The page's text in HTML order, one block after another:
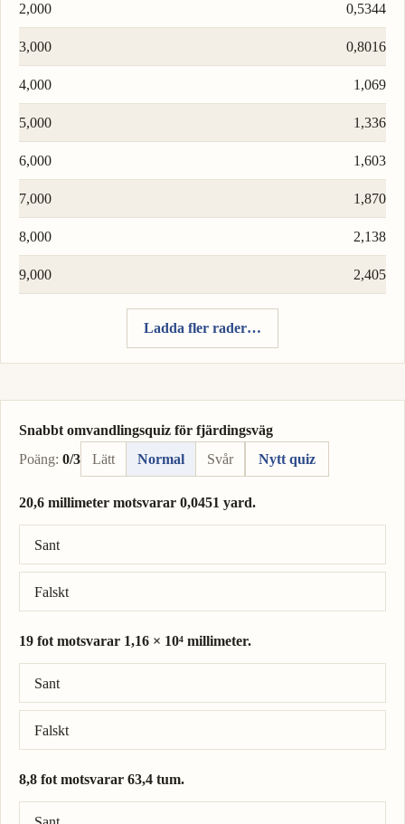
2,000 0,5344
3,000 0,8016
4,000 1,069
5,000 1,336
6,000 1,603
7,000 1,870
8,000 2,138
9,000 2,405
Ladda fler rader…
Snabbt omvandlingsquiz för fjärdingsväg
Poäng: 0/3 Lätt Normal Svår Nytt quiz
20,6 millimeter motsvarar 0,0451 yard.
Sant
Falskt
Rätt svar: 20,6 millimeter = 0,0225 yard.
19 fot motsvarar 1,16 × 10⁴ millimeter.
Sant
Falskt
Rätt svar: 19 fot = 5,79 × 10³ millimeter.
8,8 fot motsvarar 63,4 tum.
Rätt svar: 8,8 fot = 106 tum.